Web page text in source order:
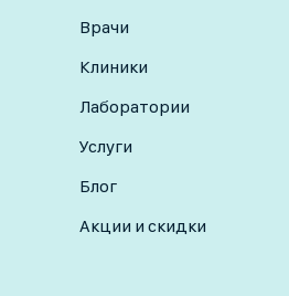
Врачи
Клиники
Лаборатории
Услуги
Блог
Акции и скидки